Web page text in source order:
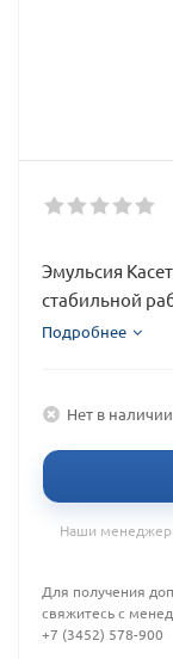
Эмульсия
стабильной
регулярного
Подробнее
Нет в наличии
Наши
Для получения
свяжитесь с
+7 (3452) 578-900